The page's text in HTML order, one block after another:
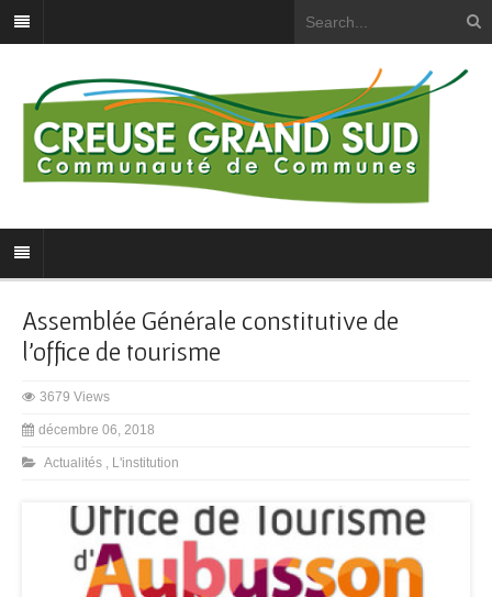
Assemblée Générale constitutive de
l’office de tourisme
3679 Views
décembre 06, 2018
Actualités , L'institution